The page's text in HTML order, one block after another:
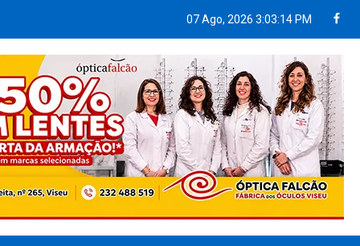
07 Ago, 2026 3:03:15 PM